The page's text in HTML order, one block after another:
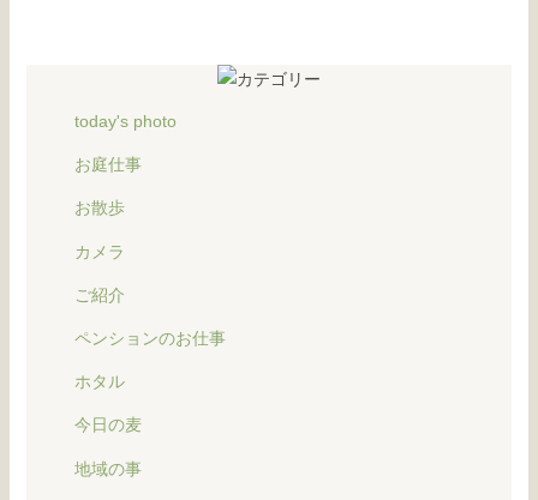
today's photo
お庭仕事
お散歩
カメラ
ご紹介
ペンションのお仕事
ホタル
今日の麦
地域の事